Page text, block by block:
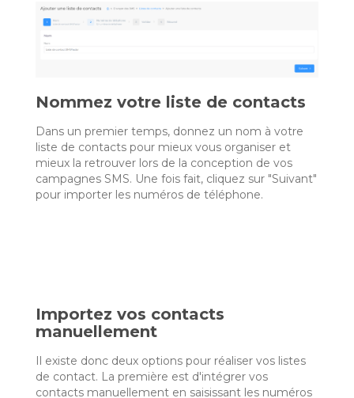
Nommez votre liste de contacts
Dans un premier temps, donnez un nom à votre
liste de contacts pour mieux vous organiser et
mieux la retrouver lors de la conception de vos
campagnes SMS. Une fois fait, cliquez sur "Suivant"
pour importer les numéros de téléphone.
Importez vos contacts
manuellement
Il existe donc deux options pour réaliser vos listes
de contact. La première est d'intégrer vos
contacts manuellement en saisissant les numéros